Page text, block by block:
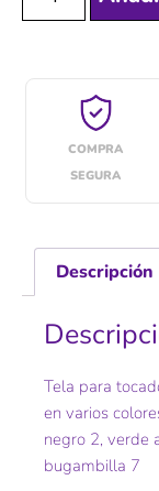
COMPRA
SEGURA
Descripción
Tela para
en varios
negro 2, verde
bugambilla 7